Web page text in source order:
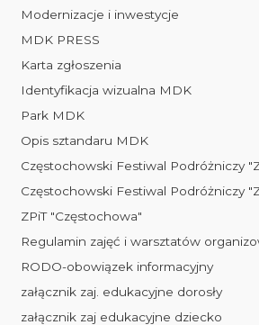
Modernizacje i inwestycje
MDK PRESS
Karta zgłoszenia
Identyfikacja wizualna MDK
Park MDK
Opis sztandaru MDK
Częstochowski Festiwal Podróżniczy
Częstochowski Festiwal Podróżniczy
ZPiT "Częstochowa"
Regulamin zajęć i warsztatów
RODO-obowiązek informacyjny
załącznik zaj. edukacyjne dorosły
załącznik zaj edukacyjne dziecko